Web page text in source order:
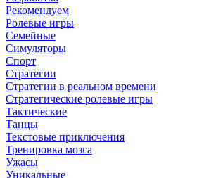
Рекомендуем
Ролевые игры
Семейные
Симуляторы
Спорт
Стратегии
Стратегии в реальном времени
Стратегические ролевые игры
Тактические
Танцы
Текстовые приключения
Тренировка мозга
Ужасы
Уникальные